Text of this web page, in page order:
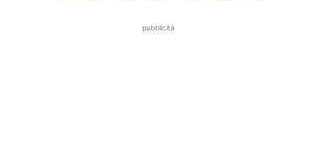
pubblicità